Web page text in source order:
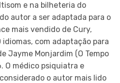
e na bilheteria do
autor a ser adaptada para o
mais vendido de Cury,
com adaptação para
Jayme Monjardim (O Tempo
O médico psiquiatra e
o autor mais lido